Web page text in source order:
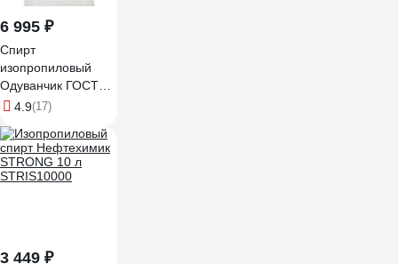
6 995 ₽
Спирт
изопропиловый
Одуванчик ГОСТ
9805-84, 20 л,
4627106672175
4.9(17)
3 449 ₽